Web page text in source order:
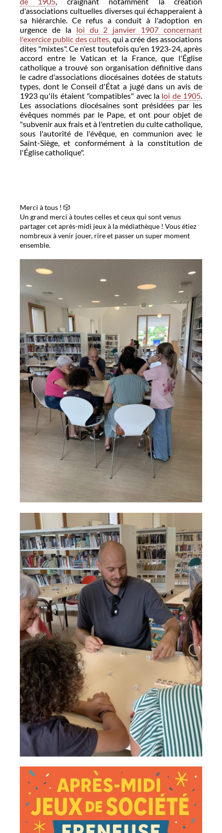
d'associations cultuelles diverses qui échapperaient à
sa hiérarchie. Ce refus a conduit à l'adoption en
urgence de la loi du 2 janvier 1907 concernant
l'exercice public des cultes, qui a crée des associations
dites "mixtes". Ce n'est toutefois qu'en 1923-24, après
accord entre le Vatican et la France, que l'Église
catholique a trouvé son organisation définitive dans
le cadre d'associations diocésaines dotées de statuts
types, dont le Conseil d'État a jugé dans un avis de
1923 qu'ils étaient "compatibles" avec la loi de 1905.
Les associations diocésaines sont présidées par les
évêques nommés par le Pape, et ont pour objet de
"subvenir aux frais et à l'entretien du culte catholique,
sous l'autorité de l'évêque, en communion avec le
Saint-Siège, et conformément à la constitution de
l'Église catholique".
Merci à tous ! 🎲
Un grand merci à toutes celles et ceux qui sont venus
partager cet après-midi jeux à la médiathèque ! Vous étiez
nombreux à venir jouer, rire et passer un super moment
ensemble.